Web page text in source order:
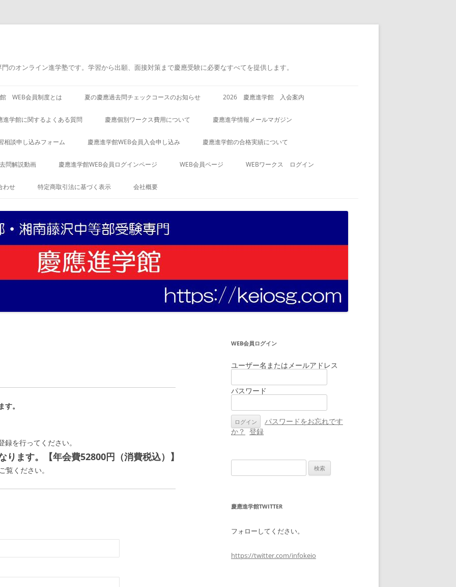
のオンライン進学塾です。学習から出願、面接対策まで慶應受験に必要なすべてを提供します。
WEB会員制度とは 夏の慶應過去問チェックコースのお知らせ 2026 慶應進学館 入会案内
進学館に関するよくある質問 慶應個別ワークス費用について 慶應進学情報メールマガジン
相談申し込みフォーム 慶應進学館WEB会員入会申し込み 慶應進学館の合格実績について
問解説動画 慶應進学館WEB会員ログインページ WEB会員ページ WEBワークス ログイン
わせ 特定商取引法に基づく表示 会社概要
。
を行ってください。
ます。【年会費52800円（消費税込）】
覧ください。
WEB会員ログイン
ユーザー名またはメールアドレス
パスワード
パスワードをお忘れです
か？ 登録
索:
慶應進学館TWITTER
フォローしてください。
https://twitter.com/infokeio